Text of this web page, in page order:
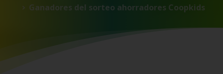
Ganadores del sorteo ahorradores Coopkids